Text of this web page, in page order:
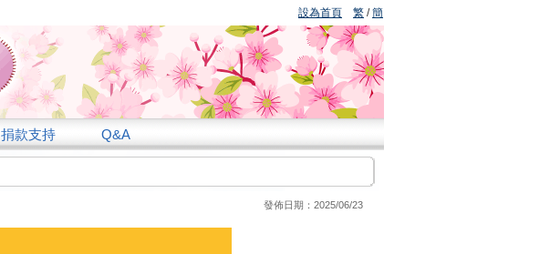
設為首頁 繁 /簡
捐款支持 Q&A
發佈日期： 2025/06/23